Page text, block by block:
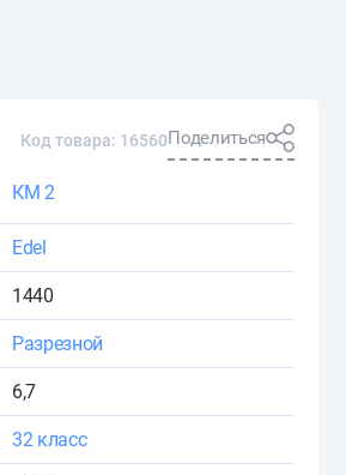
Код товара: 16560Поделиться
КМ 2
Edel
1440
Разрезной
6,7
32 класс